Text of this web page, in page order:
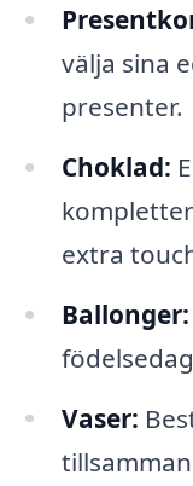
välja sina
presenter.
Choklad:
extra
Ballonger:
Vaser: